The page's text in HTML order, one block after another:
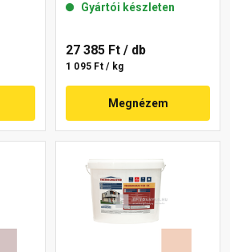
Gyártói készleten
27 385 Ft / db
1 095 Ft / kg
Megnézem